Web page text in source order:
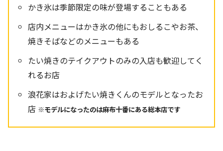
かき氷は季節限定の味が登場することもある
店内メニューはかき氷の他にもおしるこやお茶、
焼きそばなどのメニューもある
たい焼きのテイクアウトのみの入店も歓迎してく
れるお店
浪花家はおよげたい焼きくんのモデルとなったお
店 ※モデルになったのは麻布十番にある総本店です